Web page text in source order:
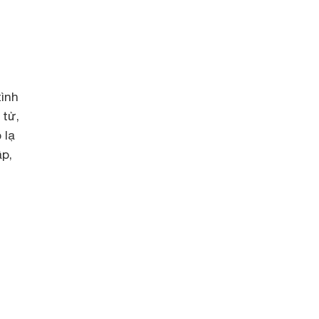
tử,
lạ